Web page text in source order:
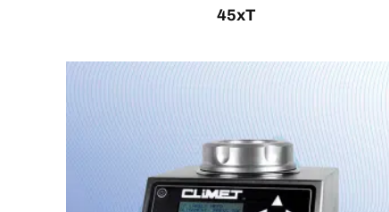
45xT